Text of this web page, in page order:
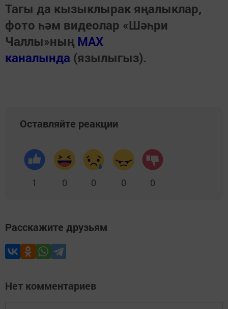
Тагы да кызыклырак яңалыклар,
фото һәм видеолар «Шәһри
Чаллы»ның MAX
каналында (язылыгыз).
Оставляйте реакции
1 0 0 0 0
Расскажите друзьям
Нет комментариев